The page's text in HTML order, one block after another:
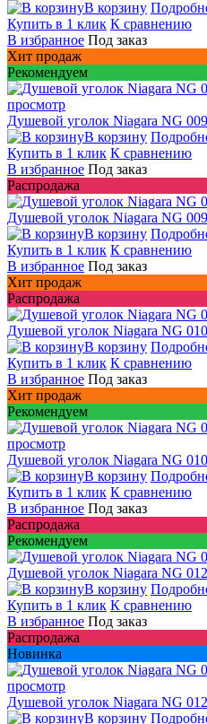
В корзину
Купить в 1 клик К сравнению
В избранное Под заказ
Хит продаж
Рекомендуем
просмотр
Душевой уголок Niagara NG
В корзину
Купить в 1 клик К сравнению
В избранное Под заказ
Распродажа
Душевой уголок Niagara NG
В корзину
Купить в 1 клик К сравнению
В избранное Под заказ
Хит продаж
Распродажа
Душевой уголок Niagara NG
В корзину
Купить в 1 клик К сравнению
В избранное Под заказ
Хит продаж
Рекомендуем
просмотр
Душевой уголок Niagara NG
В корзину
Купить в 1 клик К сравнению
В избранное Под заказ
Распродажа
Рекомендуем
Душевой уголок Niagara NG
В корзину
Купить в 1 клик К сравнению
В избранное Под заказ
Распродажа
Новинка
просмотр
Душевой уголок Niagara NG
В корзину